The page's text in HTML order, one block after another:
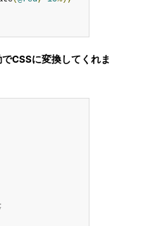
CSSに変換してくれま